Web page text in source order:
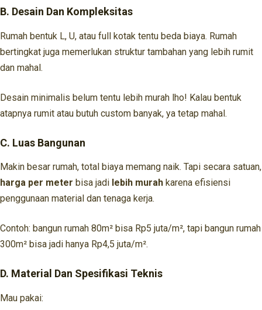
B. Desain Dan Kompleksitas
Rumah bentuk L, U, atau full kotak tentu beda biaya. Rumah
bertingkat juga memerlukan struktur tambahan yang lebih rumit
dan mahal.
Desain minimalis belum tentu lebih murah lho! Kalau bentuk
atapnya rumit atau butuh custom banyak, ya tetap mahal.
C. Luas Bangunan
Makin besar rumah, total biaya memang naik. Tapi secara satuan,
harga per meter bisa jadi lebih murah karena efisiensi
penggunaan material dan tenaga kerja.
Contoh: bangun rumah 80m² bisa Rp5 juta/m², tapi bangun rumah
300m² bisa jadi hanya Rp4,5 juta/m².
D. Material Dan Spesifikasi Teknis
Mau pakai: